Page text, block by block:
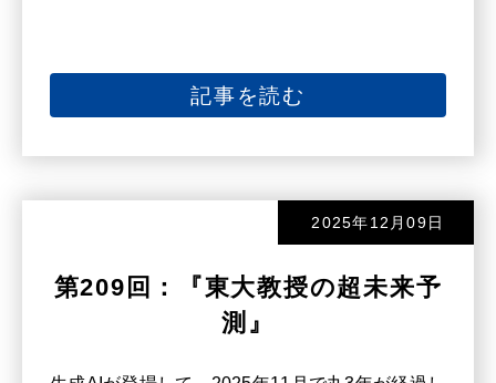
記事を読む
2025年12月09日
第209回：『東大教授の超未来予
測』